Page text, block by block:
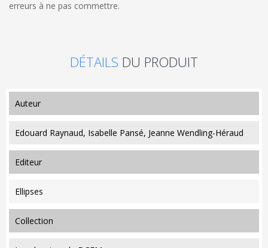
erreurs à ne pas commettre.
DÉTAILS DU PRODUIT
auteur
Edouard Raynaud, Isabelle Pansé, Jeanne Wendling-Héraud
editeur
Ellipses
collection